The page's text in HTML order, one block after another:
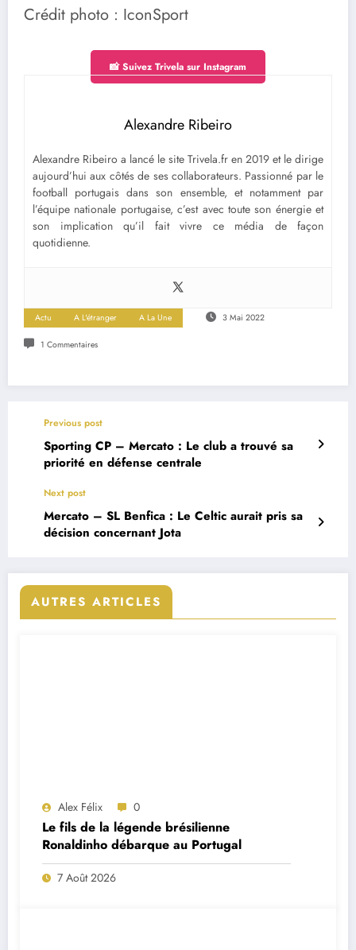
Crédit photo : IconSport
📸 Suivez Trivela sur Instagram
Alexandre Ribeiro
Alexandre Ribeiro a lancé le site Trivela.fr en 2019 et le dirige
aujourd’hui aux côtés de ses collaborateurs. Passionné par le
football portugais dans son ensemble, et notamment par
l’équipe nationale portugaise, c’est avec toute son énergie et
son implication qu’il fait vivre ce média de façon
quotidienne.
Actu A L'étranger A La Une 3 Mai 2022
1 Commentaires
Previous post
Sporting CP – Mercato : Le club a trouvé sa
priorité en défense centrale
Next post
Mercato – SL Benfica : Le Celtic aurait pris sa
décision concernant Jota
AUTRES ARTICLES
Alex Félix 0
Le fils de la légende brésilienne
Ronaldinho débarque au Portugal
7 Août 2026